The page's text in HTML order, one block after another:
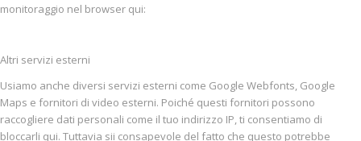
monitoraggio nel browser qui:
Altri servizi esterni
Usiamo anche diversi servizi esterni come Google Webfonts, Google
Maps e fornitori di video esterni. Poiché questi fornitori possono
raccogliere dati personali come il tuo indirizzo IP, ti consentiamo di
bloccarli qui. Tuttavia sii consapevole del fatto che questo potrebbe